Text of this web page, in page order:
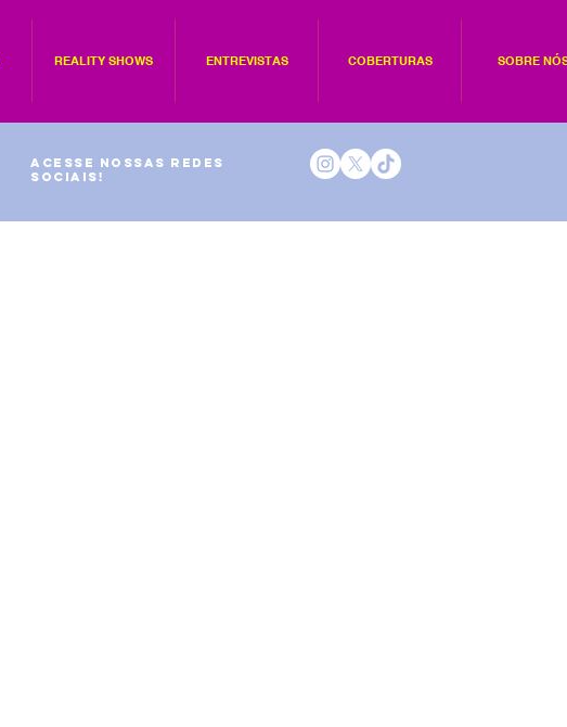
REALITY SHOWS ENTREVISTAS COBERTURAS SOBRE
Acesse nossas redes
sociais!